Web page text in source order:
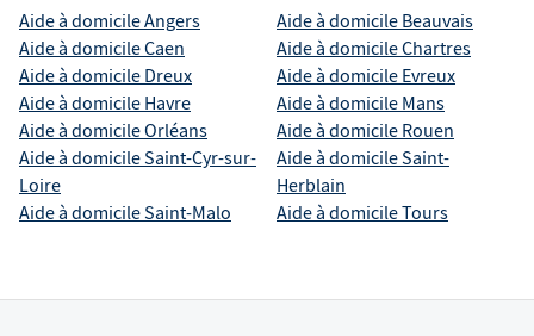
Aide à domicileAngers Aide à domicile Beauvais
Aide à domicileCaen Aide à domicileChartres
Aide à domicile Dreux Aide à domicile Evreux
Aide à domicile Havre Aide à domicile Mans
Aide à domicileOrléans Aide à domicile Rouen
Aide à domicileSaint-Cyr-sur-
Loire
Aide à domicileSaint-
Herblain
Aide à domicileSaint-Malo Aide à domicileTours